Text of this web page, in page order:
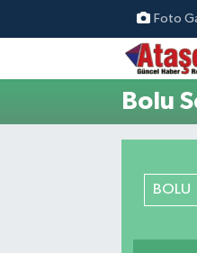
Foto
Bolu
BOLU
Hava Durumu
Trafik Durumu
Tüm Manşetler